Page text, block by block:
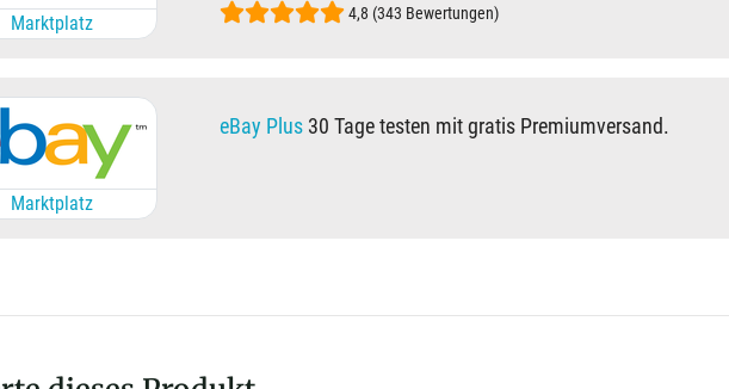
Marktplatz
4,8 (343 Bewertungen)
Marktplatz
eBay Plus30 Tage testen mit gratis Premiumversand.